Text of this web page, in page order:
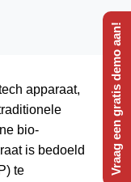
apparaat,
bio-
is bedoeld
te
Vraag een gratis demo aan!